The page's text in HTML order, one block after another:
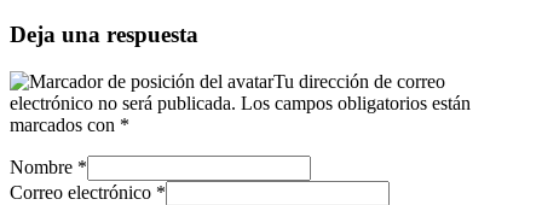
Deja una respuesta
Tu dirección de correo
electrónico no será publicada. Los campos obligatorios están
marcados con *
Nombre *
Correo electrónico *